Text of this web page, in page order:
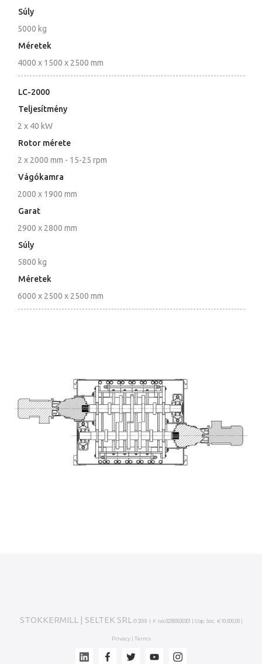
Súly
5000 kg
Méretek
4000 x 1500 x 2500 mm
LC-2000
Teljesítmény
2 x 40 kW
Rotor mérete
2 x 2000 mm - 15-25 rpm
Vágókamra
2000 x 1900 mm
Garat
2900 x 2800 mm
Súly
5800 kg
Méretek
6000 x 2500 x 2500 mm
STOKKERMILL | SELTEK SRL © 2019 | P. Iva 02360630301 | Cap. Soc. € 10.000,00 |
Privacy| Terms